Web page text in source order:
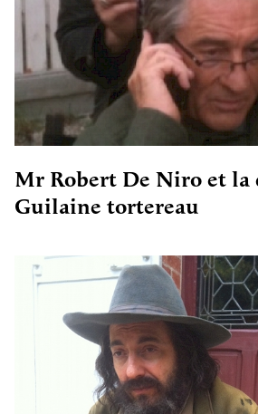
Mr Robert De Niro et la
Guilaine tortereau